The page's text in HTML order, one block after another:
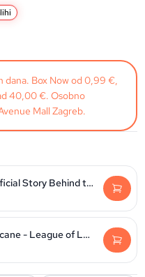
dana. Box Now od 0,99 €,
40,00 €. Osobno
Mall Zagreb.
Stranger Things - The Official Story Behind the Legendary Series
The Art and Making of Arcane - League of Legends